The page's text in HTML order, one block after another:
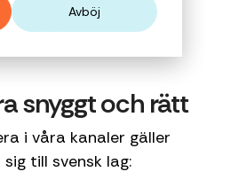
Avböj
kostnadskontroll
och support
stöttar
rätt
Kammarkollegiet
och är med i
upphandlingar
och kommuner
gör.
gruppresor,
kickoffer eller
Eventity.
partner för
rådgivning och
bokning av
konferenser och
event.
läsa om
hur vi
snyggt och rätt
i våra kanaler gäller
till svensk lag: